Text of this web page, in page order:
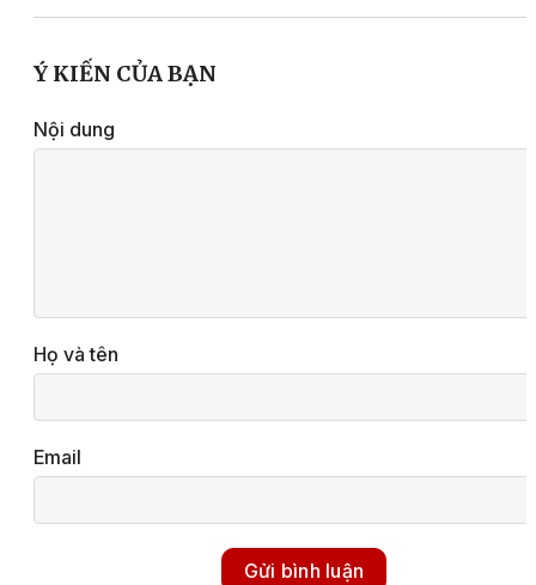
Ý KIẾN CỦA BẠN
Nội dung
Họ và tên
Email
Gửi bình luận